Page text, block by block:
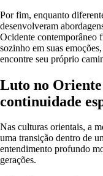
Por fim, enquanto
desenvolveram
Ocidente contemporâneo
sozinho em suas
encontre seu próprio
Luto no
continuidade
Nas culturas orientais, a
uma transição dentro de
entendimento profundo
gerações.